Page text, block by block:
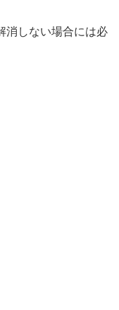
消しない場合には必